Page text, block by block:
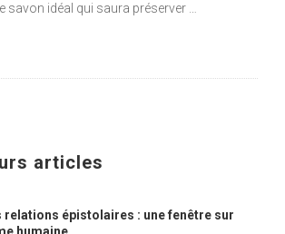
savon idéal qui saura préserver …
articles
relations épistolaires : une fenêtre sur